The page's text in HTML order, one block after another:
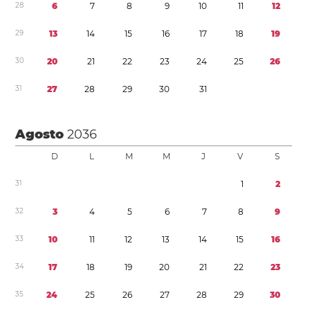
28 6 7 8 9 10 11 12
29 13 14 15 16 17 18 19
30 20 21 22 23 24 25 26
31 27 28 29 30 31
Agosto2036
D L M M J V S
31 1 2
32 3 4 5 6 7 8 9
33 10 11 12 13 14 15 16
34 17 18 19 20 21 22 23
35 24 25 26 27 28 29 30